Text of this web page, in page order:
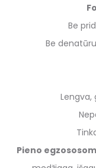
Be
Be
Pieno